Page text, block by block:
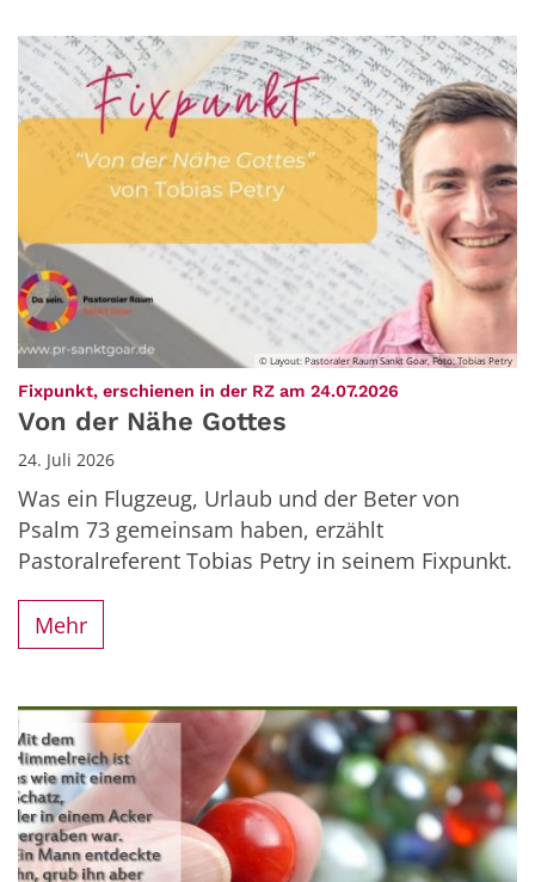
© Layout: Pastoraler Raum Sankt Goar, Foto: Tobias Petry
Fixpunkt, erschienen in der RZ am 24.07.2026
Von der Nähe Gottes
24. Juli 2026
Was ein Flugzeug, Urlaub und der Beter von
Psalm 73 gemeinsam haben, erzählt
Pastoralreferent Tobias Petry in seinem Fixpunkt.
Mehr